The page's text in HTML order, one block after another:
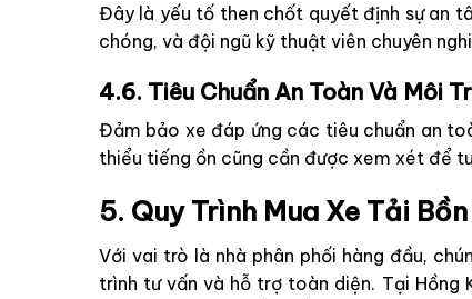
Đây là yếu tố then chốt quyết định sự an
chóng, và đội ngũ kỹ thuật viên chuyên
4.6. Tiêu Chuẩn An Toàn Và Môi
Đảm bảo xe đáp ứng các tiêu chuẩn an
thiểu tiếng ồn cũng cần được xem xét để
5. Quy Trình Mua Xe Tải
Với vai trò là nhà phân phối hàng đầu,
trình tư vấn và hỗ trợ toàn diện. Tại Hồng